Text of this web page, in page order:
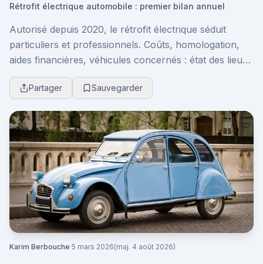
Rétrofit électrique automobile : premier bilan annuel
Autorisé depuis 2020, le rétrofit électrique séduit
particuliers et professionnels. Coûts, homologation,
aides financières, véhicules concernés : état des lieux
d’une filière en plein décollage et pro...
Partager Sauvegarder
Karim Berbouche·5 mars 2026(maj. 4 août 2026)